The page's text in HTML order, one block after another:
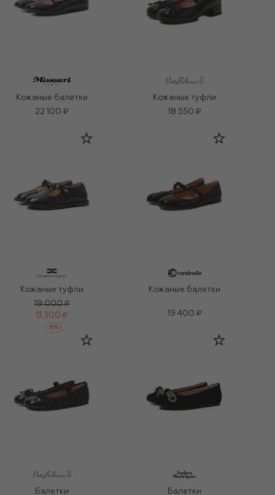
Кожаные балетки
22 100 ₽
Кожаные туфли
18 550 ₽
Кожаные туфли
19 000 ₽
13 300 ₽
-30%
Кожаные балетки
19 400 ₽
Балетки
Балетки